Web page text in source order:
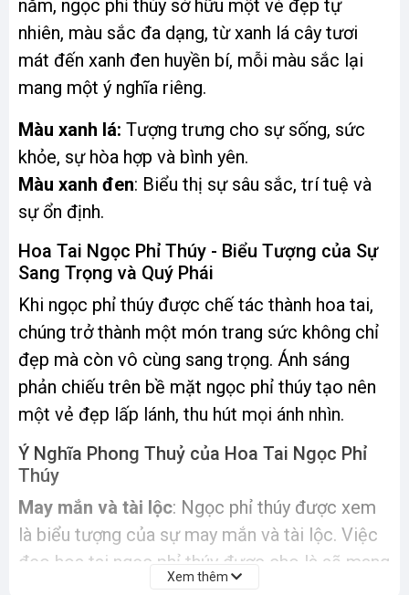
năm, ngọc phỉ thúy sở hữu một vẻ đẹp tự
nhiên, màu sắc đa dạng, từ xanh lá cây tươi
mát đến xanh đen huyền bí, mỗi màu sắc lại
mang một ý nghĩa riêng.
Màu xanh lá: Tượng trưng cho sự sống, sức
khỏe, sự hòa hợp và bình yên.
Màu xanh đen: Biểu thị sự sâu sắc, trí tuệ và
sự ổn định.
Hoa Tai Ngọc Phỉ Thúy - Biểu Tượng của Sự
Sang Trọng và Quý Phái
Khi ngọc phỉ thúy được chế tác thành hoa tai,
chúng trở thành một món trang sức không chỉ
đẹp mà còn vô cùng sang trọng. Ánh sáng
phản chiếu trên bề mặt ngọc phỉ thúy tạo nên
một vẻ đẹp lấp lánh, thu hút mọi ánh nhìn.
Ý Nghĩa Phong Thuỷ của Hoa Tai Ngọc Phỉ
Thúy
May mắn và tài lộc: Ngọc phỉ thúy được xem
là biểu tượng của sự may mắn và tài lộc. Việc
đeo hoa tai ngọc phỉ thúy được cho là sẽ mang
Xem thêm